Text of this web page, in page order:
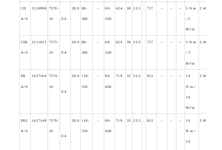
CD
A+S
1210998 7570-
10 3/4
20.0 80-
360
– 60-
260
624 30 22.5 717 – – – 5 N·m
/ 5
lbf·in
2.400
CDL
A+S
1211021 7575-
10 3/4
20.0 80-
360
– 60-
260
624 30 22.5 717 – – – 5 N·m
/ 5
lbf·in
2.400
DS
A+S
1427164 7574-
10
3/4
20.0 110-
550
– 80-
400
719 35 22.5 812 – – – 10
N·m /
10
lbf·in
2.900
DSL
A+S
1427148 7579-
10
3/4
20.0 110-
550
– 80-
400
719 35 22.5 812 – – – 10
N·m /
10
2.900